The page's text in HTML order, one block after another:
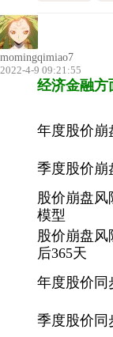
momingqimiao7
2022-4-9 09:21:55
经济金融方
年度股价崩
季度股价崩
股价崩盘风
模型
股价崩盘风
后365天
年度股价同
季度股价同